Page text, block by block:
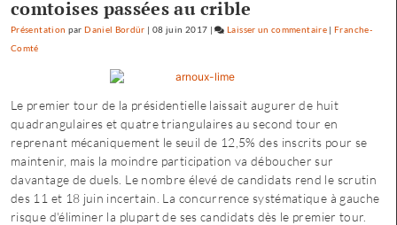
comtoises passées au crible
Présentation parDaniel Bordür | 08 juin 2017 | Laisser un commentaire on
Besançon
:
«
une
offre
où
chacun
|Franche-
Comté
Le premier tour de la présidentielle laissait augurer de huit
quadrangulaires et quatre triangulaires au second tour en
reprenant mécaniquement le seuil de 12,5% des inscrits pour se
maintenir, mais la moindre participation va déboucher sur
davantage de duels. Le nombre élevé de candidats rend le scrutin
des 11 et 18 juin incertain. La concurrence systématique à gauche
risque d'éliminer la plupart de ses candidats dès le premier tour.